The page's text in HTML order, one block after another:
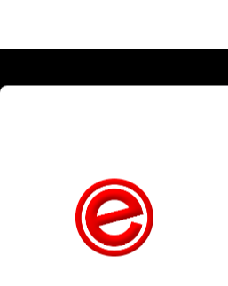
Bli forhandler
Ofte stilte spørsmål